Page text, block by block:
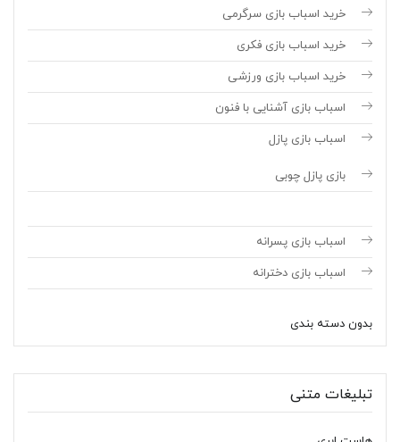
خرید اسباب بازی سرگرمی
خرید اسباب بازی فکری
خرید اسباب بازی ورزشی
اسباب بازی آشنایی با فنون
اسباب بازی پازل
بازی پازل چوبی
اسباب بازی پسرانه
اسباب بازی دخترانه
بدون دسته بندی
تبلیغات متنی